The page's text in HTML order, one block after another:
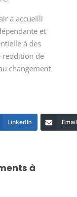
a accueilli
et
à des
reddition de
changement
LinkedIn Email
à